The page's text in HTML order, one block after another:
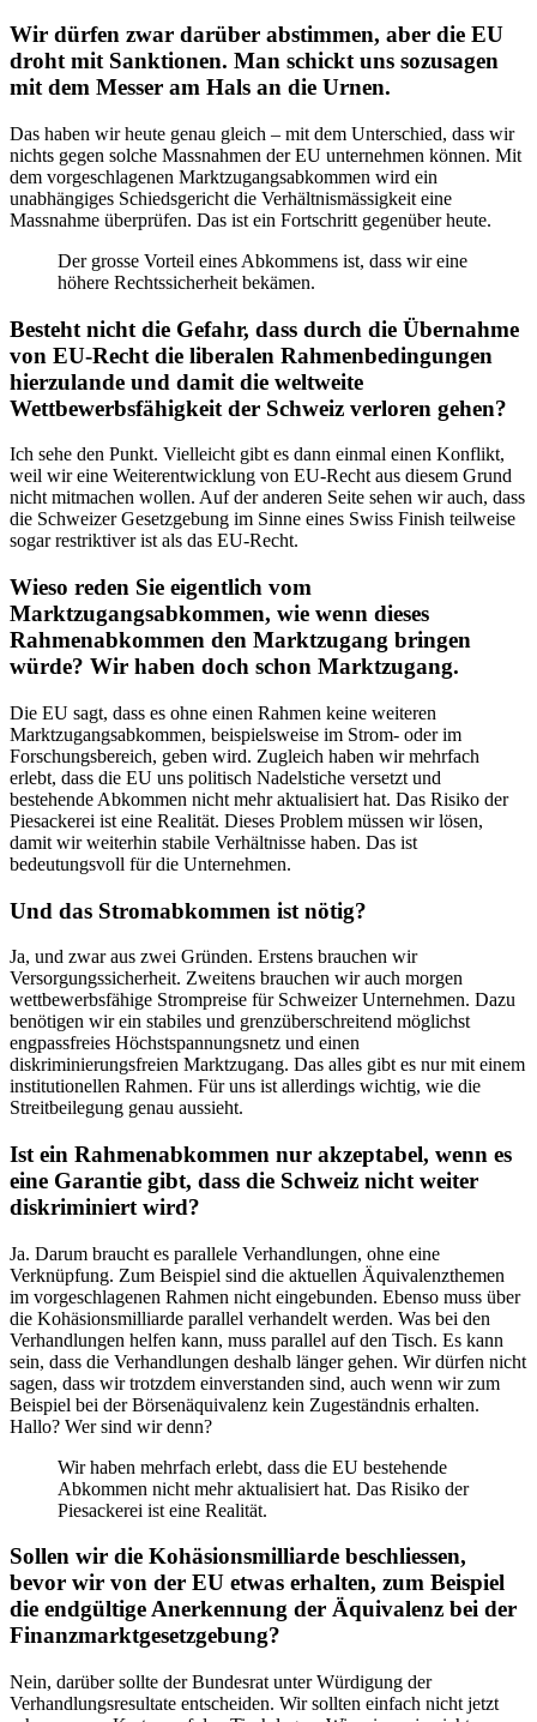
Wir dürfen zwar darüber abstimmen, aber die EU
droht mit Sanktionen. Man schickt uns sozusagen
mit dem Messer am Hals an die Urnen.
Das haben wir heute genau gleich – mit dem Unterschied, dass wir
nichts gegen solche Massnahmen der EU unternehmen können. Mit
dem vorgeschlagenen Marktzugangsabkommen wird ein
unabhängiges Schiedsgericht die Verhältnismässigkeit eine
Massnahme überprüfen. Das ist ein Fortschritt gegenüber heute.
Der grosse Vorteil eines Abkommens ist, dass wir eine
höhere Rechtssicherheit bekämen.
Besteht nicht die Gefahr, dass durch die Übernahme
von EU-Recht die liberalen Rahmenbedingungen
hierzulande und damit die weltweite
Wettbewerbsfähigkeit der Schweiz verloren gehen?
Ich sehe den Punkt. Vielleicht gibt es dann einmal einen Konflikt,
weil wir eine Weiterentwicklung von EU-Recht aus diesem Grund
nicht mitmachen wollen. Auf der anderen Seite sehen wir auch, dass
die Schweizer Gesetzgebung im Sinne eines Swiss Finish teilweise
sogar restriktiver ist als das EU-Recht.
Wieso reden Sie eigentlich vom
Marktzugangsabkommen, wie wenn dieses
Rahmenabkommen den Marktzugang bringen
würde? Wir haben doch schon Marktzugang.
Die EU sagt, dass es ohne einen Rahmen keine weiteren
Marktzugangsabkommen, beispielsweise im Strom- oder im
Forschungsbereich, geben wird. Zugleich haben wir mehrfach
erlebt, dass die EU uns politisch Nadelstiche versetzt und
bestehende Abkommen nicht mehr aktualisiert hat. Das Risiko der
Piesackerei ist eine Realität. Dieses Problem müssen wir lösen,
damit wir weiterhin stabile Verhältnisse haben. Das ist
bedeutungsvoll für die Unternehmen.
Und das Stromabkommen ist nötig?
Ja, und zwar aus zwei Gründen. Erstens brauchen wir
Versorgungssicherheit. Zweitens brauchen wir auch morgen
wettbewerbsfähige Strompreise für Schweizer Unternehmen. Dazu
benötigen wir ein stabiles und grenzüberschreitend möglichst
engpassfreies Höchstspannungsnetz und einen
diskriminierungsfreien Marktzugang. Das alles gibt es nur mit einem
institutionellen Rahmen. Für uns ist allerdings wichtig, wie die
Streitbeilegung genau aussieht.
Ist ein Rahmenabkommen nur akzeptabel, wenn es
eine Garantie gibt, dass die Schweiz nicht weiter
diskriminiert wird?
Ja. Darum braucht es parallele Verhandlungen, ohne eine
Verknüpfung. Zum Beispiel sind die aktuellen Äquivalenzthemen
im vorgeschlagenen Rahmen nicht eingebunden. Ebenso muss über
die Kohäsionsmilliarde parallel verhandelt werden. Was bei den
Verhandlungen helfen kann, muss parallel auf den Tisch. Es kann
sein, dass die Verhandlungen deshalb länger gehen. Wir dürfen nicht
sagen, dass wir trotzdem einverstanden sind, auch wenn wir zum
Beispiel bei der Börsenäquivalenz kein Zugeständnis erhalten.
Hallo? Wer sind wir denn?
Wir haben mehrfach erlebt, dass die EU bestehende
Abkommen nicht mehr aktualisiert hat. Das Risiko der
Piesackerei ist eine Realität.
Sollen wir die Kohäsionsmilliarde beschliessen,
bevor wir von der EU etwas erhalten, zum Beispiel
die endgültige Anerkennung der Äquivalenz bei der
Finanzmarktgesetzgebung?
Nein, darüber sollte der Bundesrat unter Würdigung der
Verhandlungsresultate entscheiden. Wir sollten einfach nicht jetzt